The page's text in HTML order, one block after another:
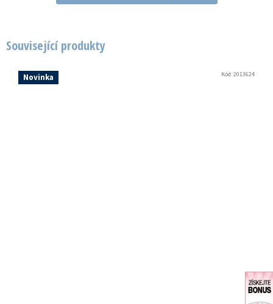
Související produkty
Novinka Kód:2013624